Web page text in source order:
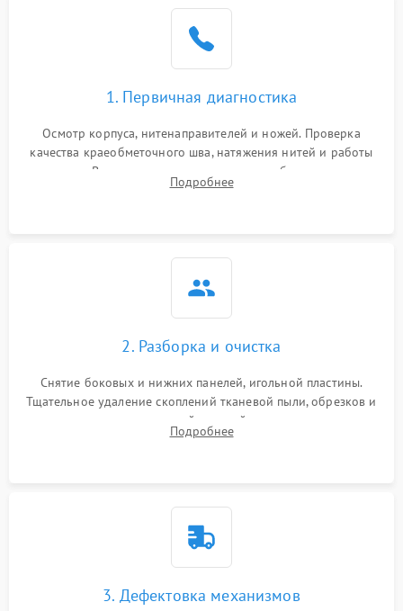
1. Первичная диагностика
Осмотр корпуса, нитенаправителей и ножей. Проверка
качества краеобметочного шва, натяжения нитей и работы
педали. Выявление пропусков стежков, обрывов нити,
заклинивания или тупого среза ткани на тестовом образце.
Подробнее
2. Разборка и очистка
Снятие боковых и нижних панелей, игольной пластины.
Тщательное удаление скоплений тканевой пыли, обрезков и
очесов из зоны петлителей и ножей с помощью жестких
кистей, пинцета и потока сжатого воздуха.
Подробнее
3. Дефектовка механизмов